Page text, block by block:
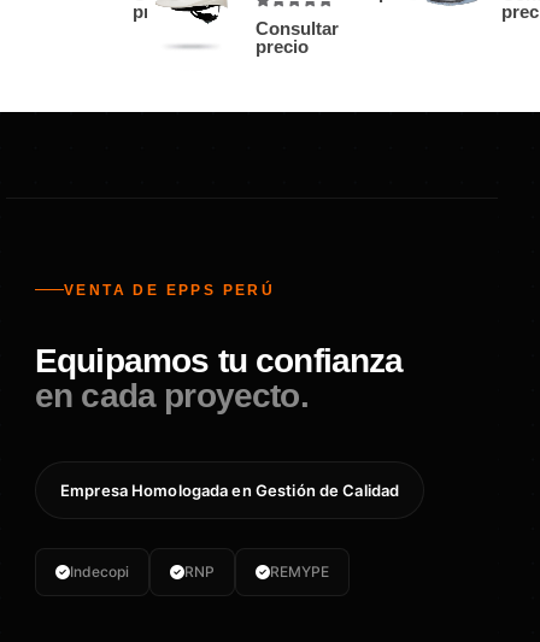
precio
4.86 out of 5
Consultar
precio
VENTA DE EPPS PERÚ
Equipamos tu confianza
en cada proyecto.
Empresa Homologada en Gestión de Calidad
Indecopi RNP REMYPE